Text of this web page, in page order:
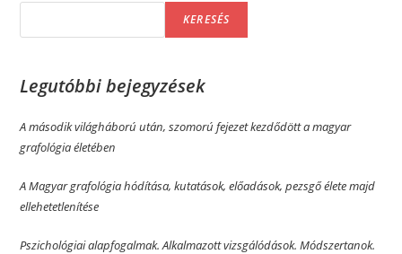
KERESÉS
Legutóbbi bejegyzések
A második világháború után, szomorú fejezet kezdődött a magyar
grafológia életében
A Magyar grafológia hódítása, kutatások, előadások, pezsgő élete majd
ellehetetlenítése
Pszichológiai alapfogalmak. Alkalmazott vizsgálódások. Módszertanok.